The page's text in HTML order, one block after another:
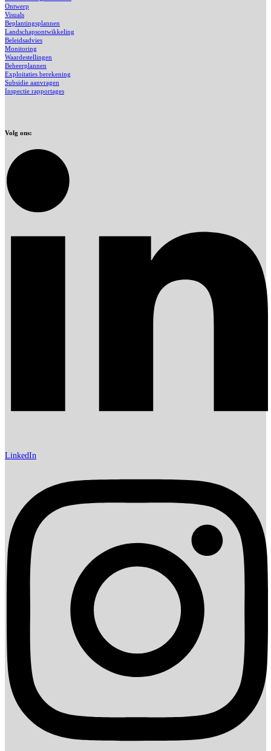
Ontwerp
Visuals
Beplantingsplannen
Landschapsontwikkeling
Beleidsadvies
Monitoring
Waardestellingen
Beheerplannen
Exploitaties berekening
Subsidie aanvragen
Inspectie rapportages
Volg ons:
LinkedIn